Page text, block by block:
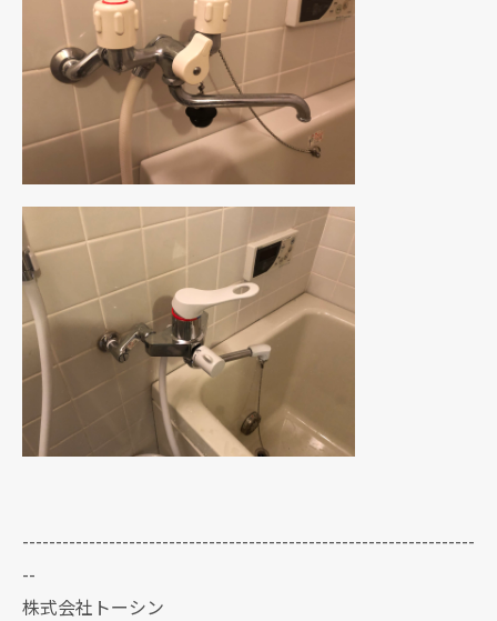
--------------------------------------------------------------------
--
株式会社トーシン